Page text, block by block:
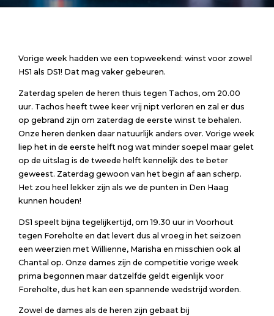
Vorige week hadden we een topweekend: winst voor zowel
HS1 als DS1! Dat mag vaker gebeuren.
Zaterdag spelen de heren thuis tegen Tachos, om 20.00
uur. Tachos heeft twee keer vrij nipt verloren en zal er dus
op gebrand zijn om zaterdag de eerste winst te behalen.
Onze heren denken daar natuurlijk anders over. Vorige week
liep het in de eerste helft nog wat minder soepel maar gelet
op de uitslag is de tweede helft kennelijk des te beter
geweest. Zaterdag gewoon van het begin af aan scherp.
Het zou heel lekker zijn als we de punten in Den Haag
kunnen houden!
DS1 speelt bijna tegelijkertijd, om 19.30 uur in Voorhout
tegen Foreholte en dat levert dus al vroeg in het seizoen
een weerzien met Willienne, Marisha en misschien ook al
Chantal op. Onze dames zijn de competitie vorige week
prima begonnen maar datzelfde geldt eigenlijk voor
Foreholte, dus het kan een spannende wedstrijd worden.
Zowel de dames als de heren zijn gebaat bij